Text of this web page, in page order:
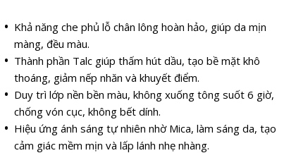
Khả năng che phủ lỗ chân lông hoàn hảo, giúp da mịn
màng, đều màu.
Thành phần Talc giúp thấm hút dầu, tạo bề mặt khô
thoáng, giảm nếp nhăn và khuyết điểm.
Duy trì lớp nền bền màu, không xuống tông suốt 6 giờ,
chống vón cục, không bết dính.
Hiệu ứng ánh sáng tự nhiên nhờ Mica, làm sáng da, tạo
cảm giác mềm mịn và lấp lánh nhẹ nhàng.